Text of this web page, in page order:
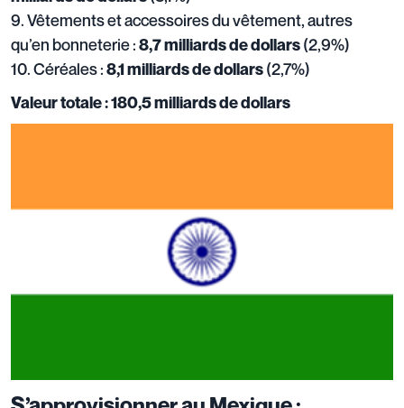
9. Vêtements et accessoires du vêtement, autres
qu’en bonneterie :8,7 milliards de dollars(2,9%)
10. Céréales :8,1 milliards de dollars(2,7%)
Valeur totale : 180,5 milliards de dollars